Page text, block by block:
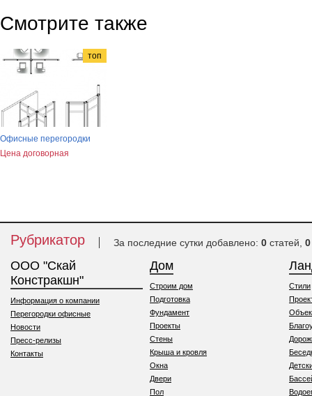
Смотрите также
топ
Офисные перегородки
Цена договорная
Рубрикатор За последние сутки добавлено: 0 статей, 0
ООО "Скай
Констракшн"
Информация о компании
Перегородки офисные
Новости
Пресс-релизы
Контакты
Дом
Строим дом
Подготовка
Фундамент
Проекты
Стены
Крыша и кровля
Окна
Двери
Пол
Стили